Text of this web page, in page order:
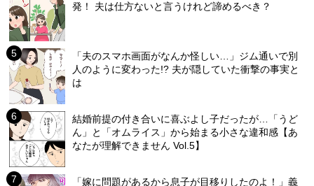
発！ 夫は仕方ないと言うけれど諦めるべき？
「夫のスマホ画面がなんか怪しい…」ジム通いで別
人のように変わった!? 夫が隠していた衝撃の事実と
は
結婚前提の付き合いに喜ぶよし子だったが…「うど
ん」と「オムライス」から始まる小さな違和感【あ
なたが理解できません Vol.5】
「嫁に問題があるから息子が目移りしたのよ！」義